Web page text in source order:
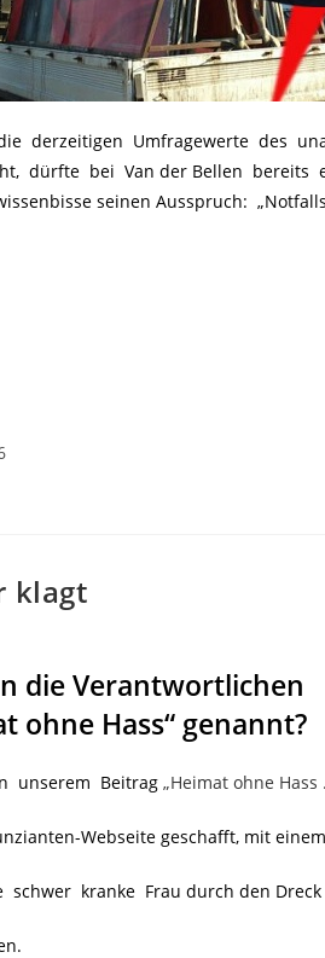
derzeitigen Umfragewerte des
dürfte bei Van der Bellen bereits
seinen Ausspruch:
klagt
die Verantwortlichen
ohne Hass“ genannt?
unserem Beitrag „Heimat ohne Hass
Webseite geschafft, mit
kranke Frau durch den Dreck